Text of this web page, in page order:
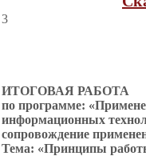
3
ИТОГОВАЯ РАБОТА
по программе:
информационных
сопровождение
Тема: «Принципы